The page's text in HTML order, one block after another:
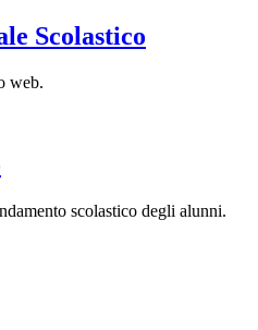
Scolastico
web.
scolastico degli alunni.